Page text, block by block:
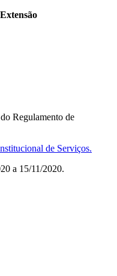
Regulamento de
de Serviços.
a 15/11/2020.